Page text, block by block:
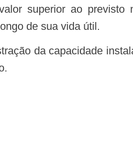
superior ao
de sua vida útil.
da capacidade